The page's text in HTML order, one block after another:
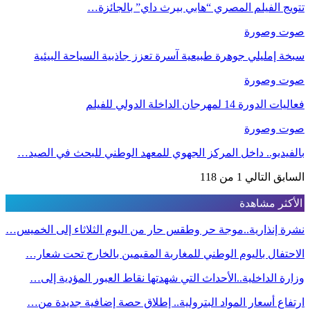
تتويج الفيلم المصري “هابي بيرث داي” بالجائزة…
صوت وصورة
سبخة إمليلي جوهرة طبيعية آسرة تعزز جاذبية السياحة البيئية
صوت وصورة
فعاليات الدورة 14 لمهرجان الداخلة الدولي للفيلم
صوت وصورة
بالفيديو.. داخل المركز الجهوي للمعهد الوطني للبحث في الصيد…
السابق التالي 1 من 118
الأكثر مشاهدة
نشرة إنذارية..موجة حر وطقس حار من اليوم الثلاثاء إلى الخميس…
الاحتفال باليوم الوطني للمغاربة المقيمين بالخارج تحت شعار…
وزارة الداخلية..الأحداث التي شهدتها نقاط العبور المؤدية إلى…
ارتفاع أسعار المواد البترولية.. إطلاق حصة إضافية جديدة من…